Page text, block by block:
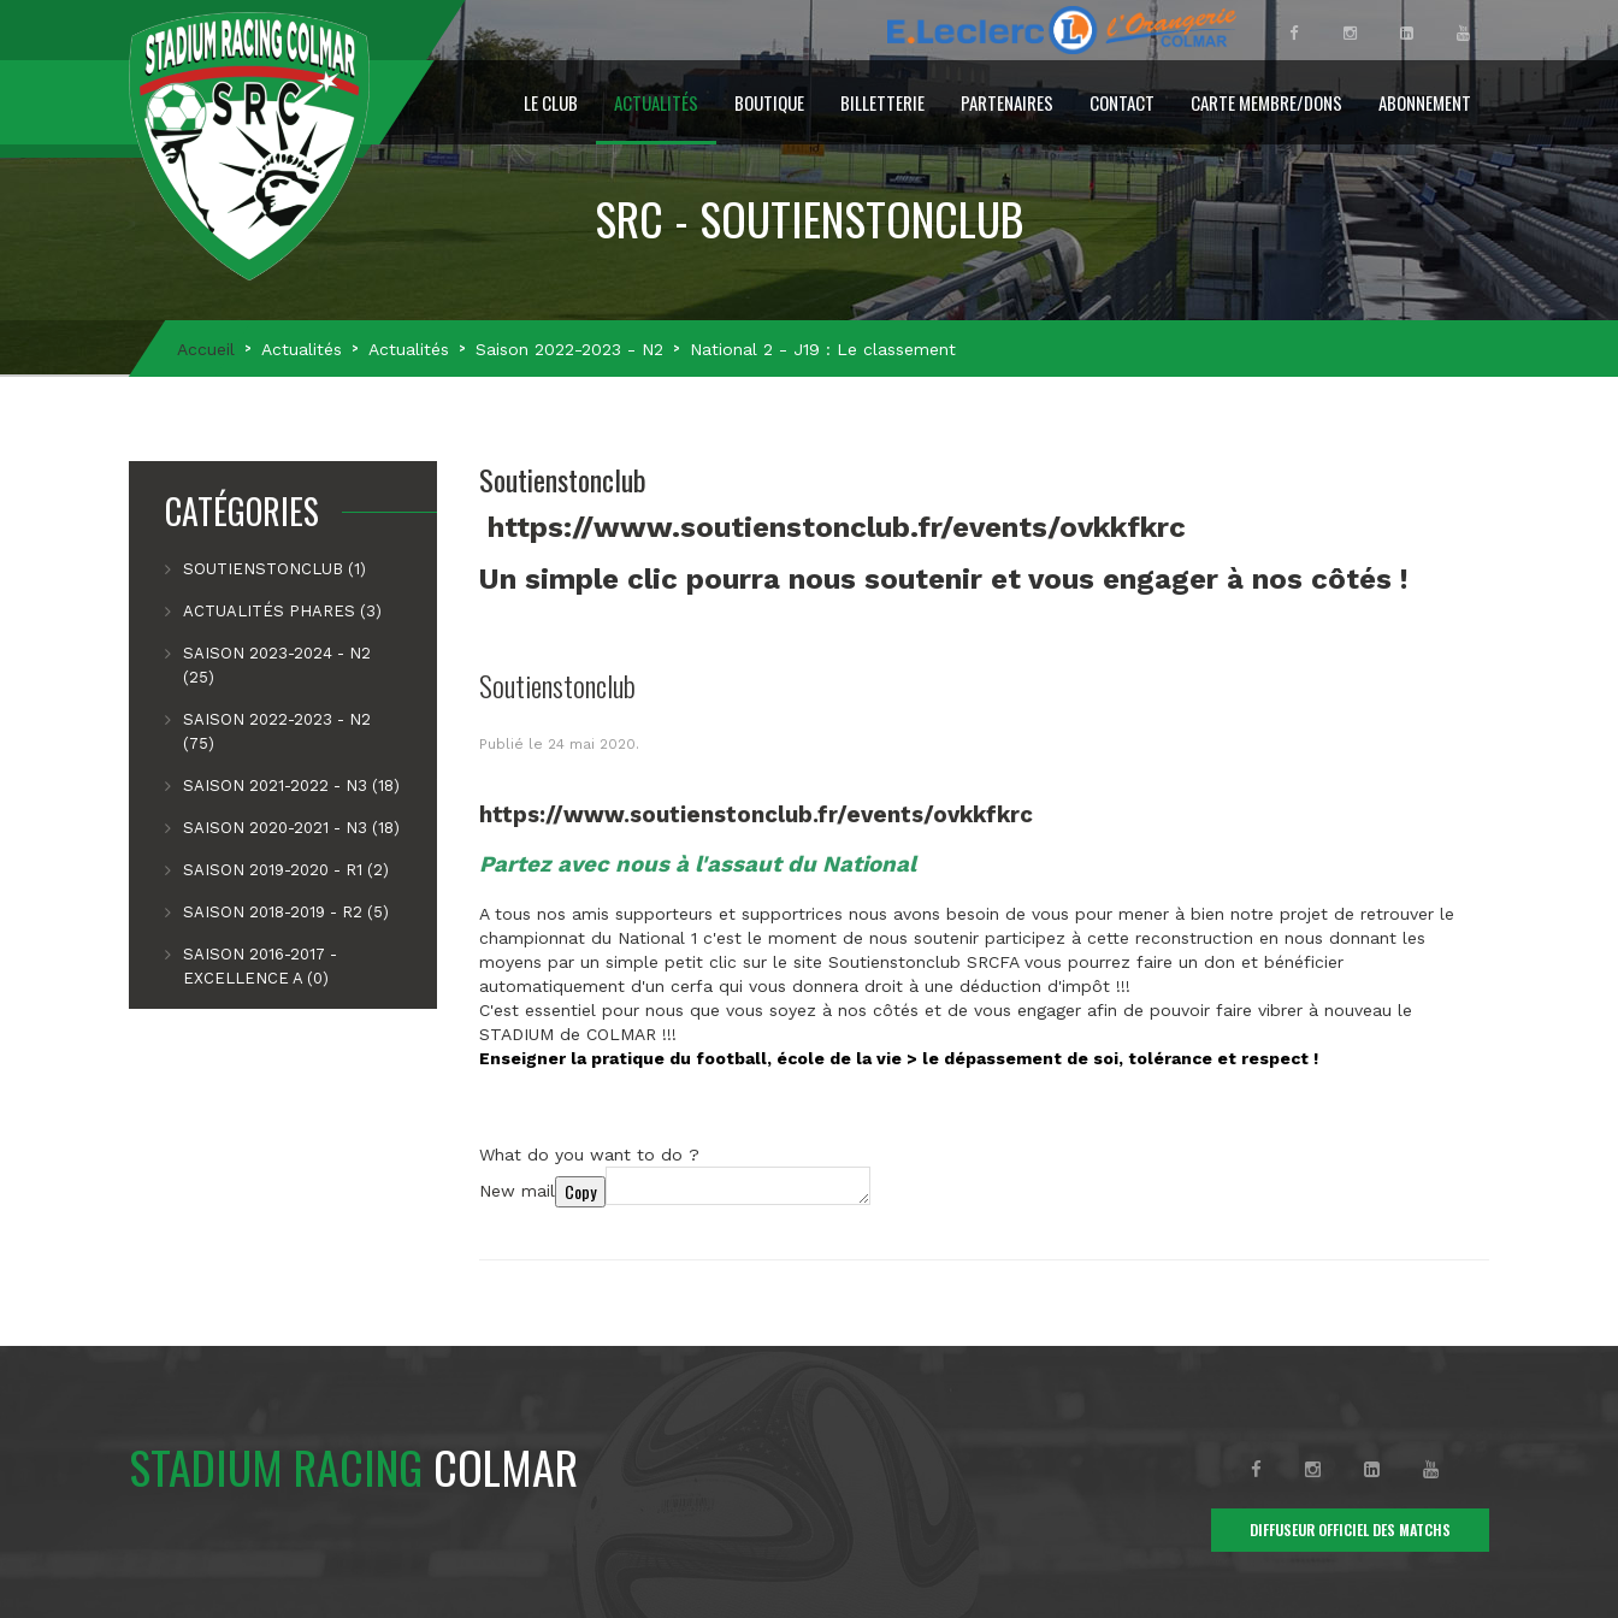
LE CLUB ACTUALITÉS BOUTIQUE BILLETTERIE PARTENAIRES CONTACT CARTE MEMBRE/DONS ABONNEMENT
SRC - SOUTIENSTONCLUB
Accueil Actualités Actualités Saison 2022-2023 - N2 National 2 - J19 : Le classement
Soutienstonclub
https://www.soutienstonclub.fr/events/ovkkfkrc
Un simple clic pourra nous soutenir et vous engager à nos côtés !
Soutienstonclub
Publié le 24 mai 2020.
https://www.soutienstonclub.fr/events/ovkkfkrc
Partez avec nous à l'assaut du National
A tous nos amis supporteurs et supportrices nous avons besoin de vous pour mener à bien notre projet de retrouver le
championnat du National 1 c'est le moment de nous soutenir participez à cette reconstruction en nous donnant les
moyens par un simple petit clic sur le site Soutienstonclub SRCFA vous pourrez faire un don et bénéficier
automatiquement d'un cerfa qui vous donnera droit à une déduction d'impôt !!!
C'est essentiel pour nous que vous soyez à nos côtés et de vous engager afin de pouvoir faire vibrer à nouveau le
STADIUM de COLMAR !!!
Enseigner la pratique du football, école de la vie > le dépassement de soi, tolérance et respect !
What do you want to do ?
New mail
Copy
CATÉGORIES
SOUTIENSTONCLUB (1)
ACTUALITÉS PHARES (3)
SAISON 2023-2024 - N2
(25)
SAISON 2022-2023 - N2
(75)
SAISON 2021-2022 - N3 (18)
SAISON 2020-2021 - N3 (18)
SAISON 2019-2020 - R1 (2)
SAISON 2018-2019 - R2 (5)
SAISON 2016-2017 -
EXCELLENCE A (0)
STADIUM RACING COLMAR
DIFFUSEUR OFFICIEL DES MATCHS